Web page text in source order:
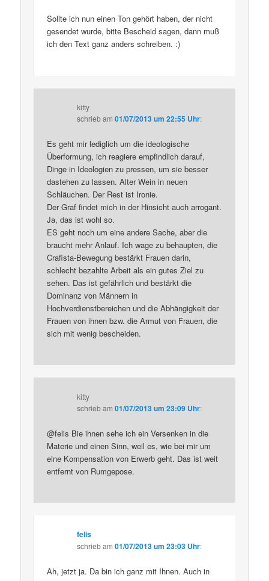
Sollte ich nun einen Ton gehört haben, der nicht
gesendet wurde, bitte Bescheid sagen, dann muß
ich den Text ganz anders schreiben. :)
kitty
schriebam01/07/2013 um 22:55 Uhr:
Es geht mir lediglich um die ideologische
Überformung, ich reagiere empfindlich darauf,
Dinge in Ideologien zu pressen, um sie besser
dastehen zu lassen. Alter Wein in neuen
Schläuchen. Der Rest ist Ironie.
Der Graf findet mich in der Hinsicht auch arrogant.
Ja, das ist wohl so.
ES geht noch um eine andere Sache, aber die
braucht mehr Anlauf. Ich wage zu behaupten, die
Crafista-Bewegung bestärkt Frauen darin,
schlecht bezahlte Arbeit als ein gutes Ziel zu
sehen. Das ist gefährlich und bestärkt die
Dominanz von Männern in
Hochverdienstbereichen und die Abhängigkeit der
Frauen von ihnen bzw. die Armut von Frauen, die
sich mit wenig bescheiden.
kitty
schriebam01/07/2013 um 23:09 Uhr:
@felis Bie ihnen sehe ich ein Versenken in die
Materie und einen Sinn, weil es, wie bei mir um
eine Kompensation von Erwerb geht. Das ist weit
entfernt von Rumgepose.
felis
schriebam01/07/2013 um 23:03 Uhr:
Ah, jetzt ja. Da bin ich ganz mit Ihnen. Auch in